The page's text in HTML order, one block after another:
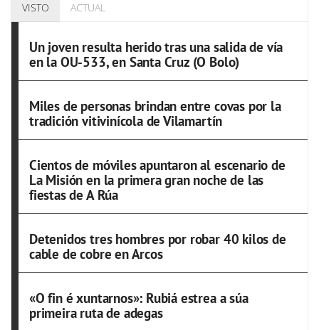
VISTO ACTUAL
Un joven resulta herido tras una salida de vía
en la OU-533, en Santa Cruz (O Bolo)
Miles de personas brindan entre covas por la
tradición vitivinícola de Vilamartín
Cientos de móviles apuntaron al escenario de
La Misión en la primera gran noche de las
fiestas de A Rúa
Detenidos tres hombres por robar 40 kilos de
cable de cobre en Arcos
«O fin é xuntarnos»: Rubiá estrea a súa
primeira ruta de adegas